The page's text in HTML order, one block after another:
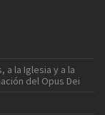
a la Iglesia y a la
del Opus Dei